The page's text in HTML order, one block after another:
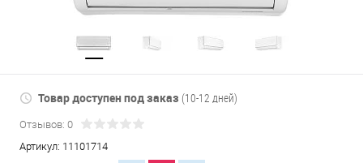
Товар доступен под заказ (10-12 дней)
Отзывов: 0
Артикул: 11101714